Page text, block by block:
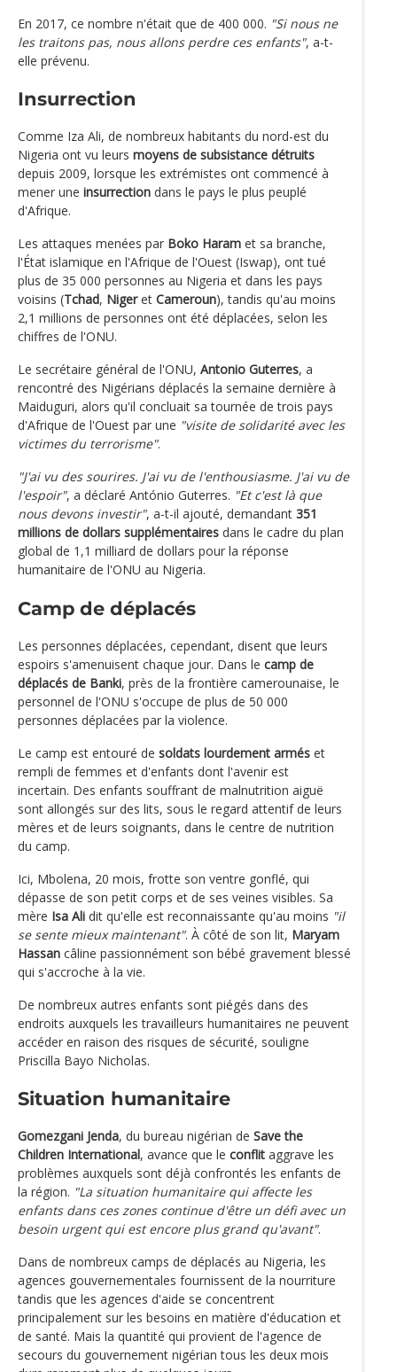
En 2017, ce nombre n'était que de 400 000. "Si nous ne
les traitons pas, nous allons perdre ces enfants", a-t-
elle prévenu.
Insurrection
Comme Iza Ali, de nombreux habitants du nord-est du
Nigeria ont vu leurs moyens de subsistance détruits
depuis 2009, lorsque les extrémistes ont commencé à
mener une insurrection dans le pays le plus peuplé
d'Afrique.
Les attaques menées par Boko Haram et sa branche,
l'État islamique en l'Afrique de l'Ouest (Iswap), ont tué
plus de 35 000 personnes au Nigeria et dans les pays
voisins (Tchad, Nigeret Cameroun), tandis qu'au moins
2,1 millions de personnes ont été déplacées, selon les
chiffres de l'ONU.
Le secrétaire général de l'ONU, Antonio Guterres, a
rencontré des Nigérians déplacés la semaine dernière à
Maiduguri, alors qu'il concluait sa tournée de trois pays
d'Afrique de l'Ouest par une "visite de solidarité avec les
victimes du terrorisme".
"J'ai vu des sourires. J'ai vu de l'enthousiasme. J'ai vu de
l'espoir", a déclaré António Guterres. "Et c'est là que
nous devons investir", a-t-il ajouté, demandant 351
millions de dollars supplémentaires dans le cadre du plan
global de 1,1 milliard de dollars pour la réponse
humanitaire de l'ONU au Nigeria.
Camp de déplacés
Les personnes déplacées, cependant, disent que leurs
espoirs s'amenuisent chaque jour. Dans le camp de
déplacés de Banki, près de la frontière camerounaise, le
personnel de l'ONU s'occupe de plus de 50 000
personnes déplacées par la violence.
Le camp est entouré de soldats lourdement armés et
rempli de femmes et d'enfants dont l'avenir est
incertain. Des enfants souffrant de malnutrition aiguë
sont allongés sur des lits, sous le regard attentif de leurs
mères et de leurs soignants, dans le centre de nutrition
du camp.
Ici, Mbolena, 20 mois, frotte son ventre gonflé, qui
dépasse de son petit corps et de ses veines visibles. Sa
mère Isa Ali dit qu'elle est reconnaissante qu'au moins "il
se sente mieux maintenant". À côté de son lit, Maryam
Hassan câline passionnément son bébé gravement blessé
qui s'accroche à la vie.
De nombreux autres enfants sont piégés dans des
endroits auxquels les travailleurs humanitaires ne peuvent
accéder en raison des risques de sécurité, souligne
Priscilla Bayo Nicholas.
Situation humanitaire
Gomezgani Jenda, du bureau nigérian de Save the
Children International, avance que le conflit aggrave les
problèmes auxquels sont déjà confrontés les enfants de
la région. "La situation humanitaire qui affecte les
enfants dans ces zones continue d'être un défi avec un
besoin urgent qui est encore plus grand qu'avant".
Dans de nombreux camps de déplacés au Nigeria, les
agences gouvernementales fournissent de la nourriture
tandis que les agences d'aide se concentrent
principalement sur les besoins en matière d'éducation et
de santé. Mais la quantité qui provient de l'agence de
secours du gouvernement nigérian tous les deux mois